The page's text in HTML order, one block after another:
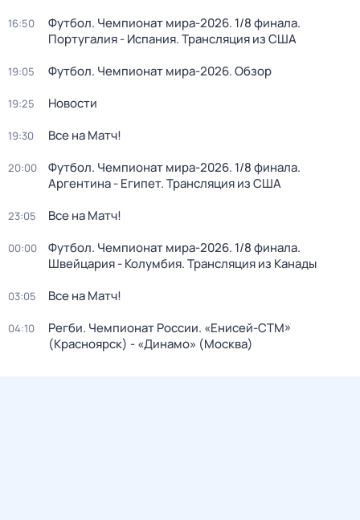
16:50
Футбол. Чемпионат мира-2026. 1/8 финала.
Португалия - Испания. Трансляция из США
19:05 Футбол. Чемпионат мира-2026. Обзор
19:25 Новости
19:30 Все на Матч!
20:00
Футбол. Чемпионат мира-2026. 1/8 финала.
Аргентина - Египет. Трансляция из США
23:05 Все на Матч!
00:00
Футбол. Чемпионат мира-2026. 1/8 финала.
Швейцария - Колумбия. Трансляция из Канады
03:05 Все на Матч!
04:10
Регби. Чемпионат России. «Енисей-СТМ»
(Красноярск) - «Динамо» (Москва)